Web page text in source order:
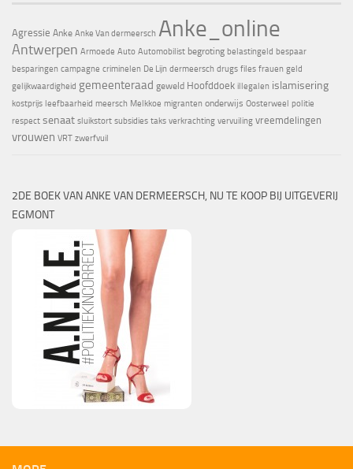
Agressie Anke Anke Van dermeersch Anke_online
Antwerpen Armoede Auto Automobilist begroting belastingeld bespaar
besparingen campagne criminelen De Lijn dermeersch drugs files frauen geld
gelijkwaardigheid gemeenteraad geweld Hoofddoek illegalen islamisering
kostprijs leefbaarheid meersch Melkkoe migranten onderwijs Oosterweel politie
respect senaat sluikstort subsidies taks verkrachting vervuiling vreemdelingen
vrouwen VRT zwerfvuil
2DE BOEK VAN ANKE VAN DERMEERSCH, NU TE KOOP BIJ UITGEVERIJ
EGMONT